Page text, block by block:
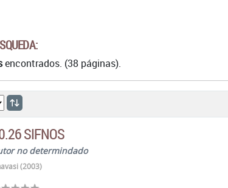
encontrados. (38 páginas).
SIFNOS
no determindado
(2003)